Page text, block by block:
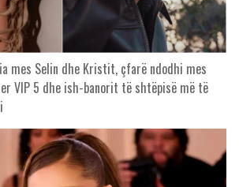
mes Selin dhe Kristit, çfarë ndodhi mes
VIP 5 dhe ish-banorit të shtëpisë më të